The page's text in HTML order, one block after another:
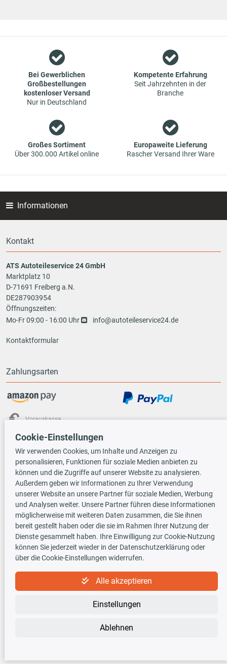
Einzelhandels für Fahrzeug-Ersatzteile. Die Konzentration
liegt bei Verschleißteilen - wir bieten Original-Ersatzteile und
Marken-Ersatzteile von Erstausrüstern zu absoluten Top-
Konditionen an. Dies bedeutet aber auch, dass wenn Sie mal
das gewünschte Ersatzteil in unseren online-Angeboten
nicht finden, Sie uns gerne kontaktieren können. Sie können
garantiert günstigen Preisen.
Bei Gewerblichen
Großbestellungen
kostenloser Versand
Nur in Deutschland
Kompetente Erfahrung
Seit Jahrzehnten in der
Branche
Großes Sortiment
Über 300.000 Artikel online
Europaweite Lieferung
Rascher Versand Ihrer Ware
Informationen
Kontakt
ATS Autoteileservice 24 GmbH
Marktplatz 10
D-71691 Freiberg a.N.
DE287903954
Öffnungszeiten:
Mo-Fr 09:00 - 16:00 Uhr
info@autoteileservice24.de
Kontaktformular
Zahlungsarten
Vorauskasse
Versandarten
TecDoc INSIDE
Newsletter
Cookie-Einstellungen
Wir verwenden Cookies, um Inhalte und Anzeigen zu
personalisieren, Funktionen für soziale Medien anbieten zu
können und die Zugriffe auf unserer Website zu analysieren.
Außerdem geben wir Informationen zu Ihrer Verwendung
unserer Website an unsere Partner für soziale Medien, Werbung
und Analysen weiter. Unsere Partner führen diese Informationen
möglicherweise mit weiteren Daten zusammen, die Sie ihnen
bereit gestellt haben oder die sie im Rahmen Ihrer Nutzung der
Dienste gesammelt haben. Ihre Einwilligung zur Cookie-Nutzung
können Sie jederzeit wieder in der Datenschutzerklärung oder
über die Cookie-Einstellungen widerrufen.
Alle akzeptieren
Einstellungen
Ablehnen